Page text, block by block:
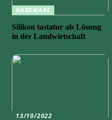
HARDWARE
Silikon tastatur als Lösung
in der Landwirtschaft
13/10/2022